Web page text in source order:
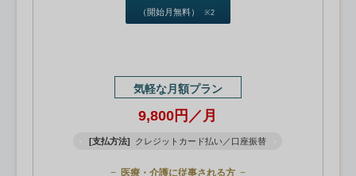
（開始月無料） ※2
気軽な月額プラン
9,800円／月
[支払方法] クレジットカード払い／口座振替
医療・介護に従事される方